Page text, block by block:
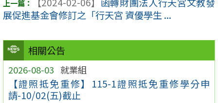
相關公告
2026-08-03 就業組
【證照抵免重修】115-1證照抵免重修學分申
請-10/02(五)截止
展促進基金會修訂之「行天宮 資優學生 ...